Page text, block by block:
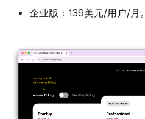
企业版： 139美元/用户/月。